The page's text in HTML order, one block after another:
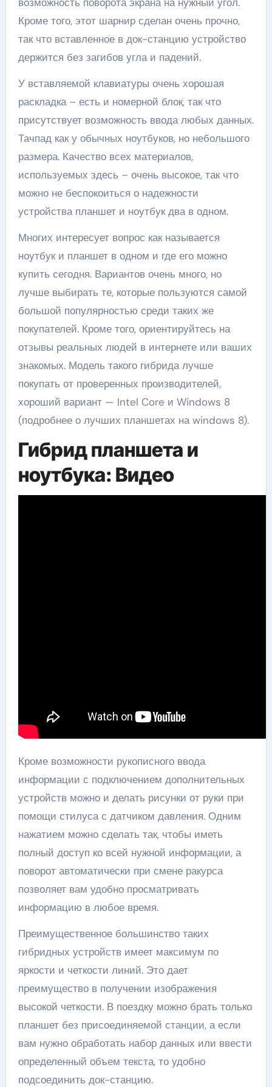
Кроме того, этот шарнир сделан очень прочно,
так что вставленное в док-станцию устройство
держится без загибов угла и падений.
У вставляемой клавиатуры очень хорошая
раскладка – есть и номерной блок, так что
присутствует возможность ввода любых данных.
Тачпад как у обычных ноутбуков, но небольшого
размера. Качество всех материалов,
используемых здесь – очень высокое, так что
можно не беспокоиться о надежности
устройства планшет и ноутбук два в одном.
Многих интересует вопрос как называется
ноутбук и планшет в одном и где его можно
купить сегодня. Вариантов очень много, но
лучше выбирать те, которые пользуются самой
большой популярностью среди таких же
покупателей. Кроме того, ориентируйтесь на
отзывы реальных людей в интернете или ваших
знакомых. Модель такого гибрида лучше
покупать от проверенных производителей,
хороший вариант — Intel Core и Windows 8
(подробнее о лучших планшетах на windows 8).
Гибрид планшета и
ноутбука: Видео
Кроме возможности рукописного ввода
информации с подключением дополнительных
устройств можно и делать рисунки от руки при
помощи стилуса с датчиком давления. Одним
нажатием можно сделать так, чтобы иметь
полный доступ ко всей нужной информации, а
поворот автоматически при смене ракурса
позволяет вам удобно просматривать
информацию в любое время.
Преимущественное большинство таких
гибридных устройств имеет максимум по
яркости и четкости линий. Это дает
преимущество в получении изображения
высокой четкости. В поездку можно брать только
планшет без присоединяемой станции, а если
вам нужно обработать набор данных или ввести
определенный объем текста, то удобно
подсоединить док-станцию.